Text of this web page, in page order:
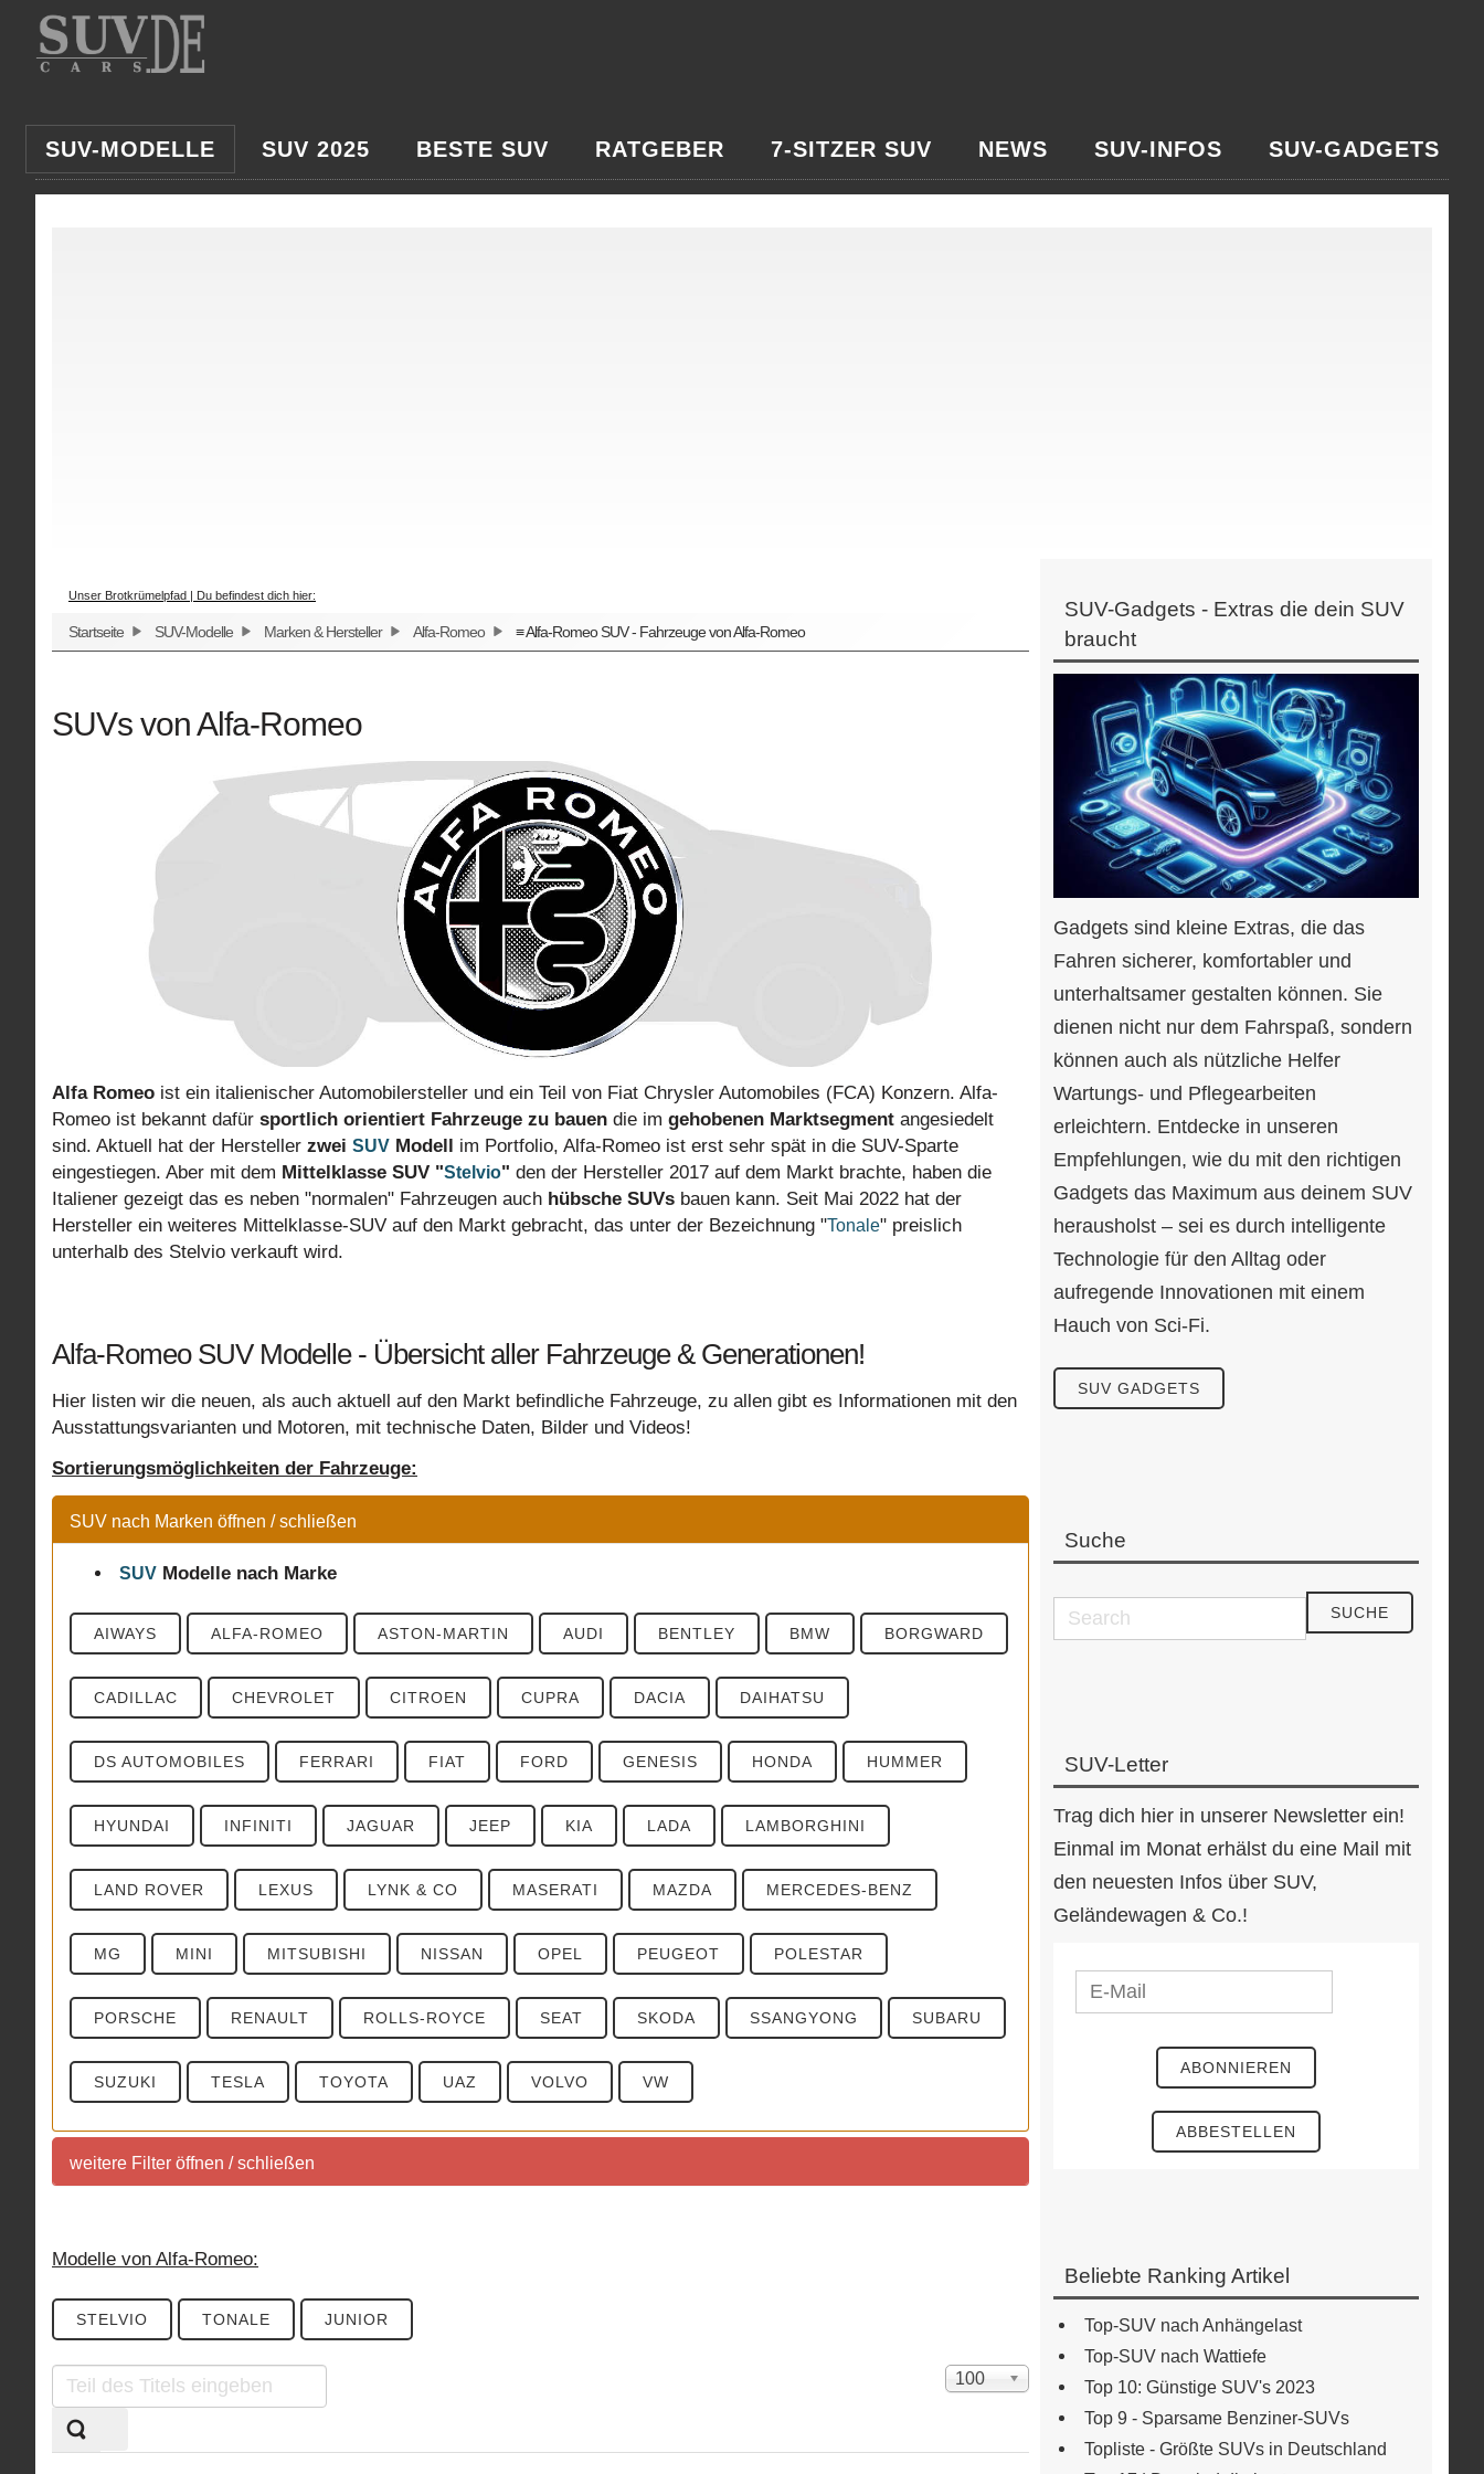
SUV-MODELLE SUV 2025 BESTE SUV RATGEBER 7-SITZER SUV NEWS SUV-INFOS SUV-GADGETS
Unser Brotkrümelpfad | Du befindest dich hier:
Startseite SUV-Modelle Marken & Hersteller Alfa-Romeo ≡ Alfa-Romeo SUV - Fahrzeuge von Alfa-Romeo
SUVs von Alfa-Romeo
Alfa Romeo ist ein italienischer Automobilersteller und ein Teil von Fiat Chrysler Automobiles (FCA) Konzern. Alfa-
Romeo ist bekannt dafür sportlich orientiert Fahrzeuge zu bauen die im gehobenen Marktsegment angesiedelt
sind. Aktuell hat der Hersteller zwei SUV Modell
im Portfolio, Alfa-Romeo ist erst sehr spät in die SUV-Sparte
eingestiegen. Aber mit dem Mittelklasse SUV "Stelvio" den der Hersteller 2017 auf dem Markt brachte, haben die
Italiener gezeigt das es neben "normalen" Fahrzeugen auch hübsche SUVs bauen kann. Seit Mai 2022 hat der
Hersteller ein weiteres Mittelklasse-SUV auf den Markt gebracht, das unter der Bezeichnung "Tonale" preislich
unterhalb des Stelvio verkauft wird.
Alfa-Romeo SUV Modelle - Übersicht aller Fahrzeuge & Generationen!
Hier listen wir die neuen, als auch aktuell auf den Markt befindliche Fahrzeuge, zu allen gibt es Informationen mit den
Ausstattungsvarianten und Motoren, mit technische Daten, Bilder und Videos!
Sortierungsmöglichkeiten der Fahrzeuge:
SUV nach Marken öffnen / schließen
SUV Modelle nach Marke
AIWAYS ALFA-ROMEO ASTON-MARTIN AUDI BENTLEY BMW BORGWARD
CADILLAC CHEVROLET CITROEN CUPRA DACIA DAIHATSU
DS AUTOMOBILES FERRARI FIAT FORD GENESIS HONDA HUMMER
HYUNDAI INFINITI JAGUAR JEEP KIA LADA LAMBORGHINI
LAND ROVER LEXUS LYNK & CO MASERATI MAZDA MERCEDES-BENZ
MG MINI MITSUBISHI NISSAN OPEL PEUGEOT POLESTAR
PORSCHE RENAULT ROLLS-ROYCE SEAT SKODA SSANGYONG SUBARU
SUZUKI TESLA TOYOTA UAZ VOLVO VW
weitere Filter öffnen / schließen
Sortierung SUV Marktuebersicht
Sortierung aller aktuell im deutschem Handel angeboteten Fahrzeuge.
KLASSEN MOTORISIERUNG
Sortierung SUV Datenbank
Modelle von Alfa-Romeo:
STELVIO TONALE JUNIOR
Teil
des
Titels
eingeben
Anzeige
100
SUV-Gadgets - Extras die dein SUV
braucht
Gadgets sind kleine Extras, die das
Fahren sicherer, komfortabler und
unterhaltsamer gestalten können. Sie
dienen nicht nur dem Fahrspaß, sondern
können auch als nützliche Helfer
Wartungs- und Pflegearbeiten
erleichtern. Entdecke in unseren
Empfehlungen, wie du mit den richtigen
Gadgets das Maximum aus deinem SUV
herausholst – sei es durch intelligente
Technologie für den Alltag oder
aufregende Innovationen mit einem
Hauch von Sci-Fi.
SUV GADGETS
Suche
SUV-Letter
Trag dich hier in unserer Newsletter ein!
Einmal im Monat erhälst du eine Mail mit
den neuesten Infos über SUV,
Geländewagen & Co.!
Beliebte Ranking Artikel
Top-SUV nach Anhängelast
Top-SUV nach Wattiefe
Top 10: Günstige SUV's 2023
Top 9 - Sparsame Benziner-SUVs
Topliste - Größte SUVs in Deutschland